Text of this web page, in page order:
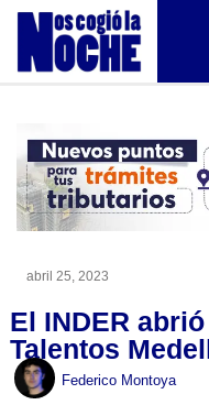
abril 25, 2023
El INDER
Talentos
Federico Montoya